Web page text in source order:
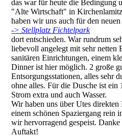
das war für heute die Bedingung
"Alte Wirtschaft" in Kirchenlamitz
haben wir uns auch für den neuen
-> Stellplatz Fichtelpark
dort entschieden. War rundrum
liebevoll angelegt mit sehr netten
sanitären Einrichtungen, einem
Dinner ist hier möglich. 2 große
Entsorgungsstationen, alles sehr
ohne alles. Für die Dusche ist
Strom extra und auch Wasser.
Wir haben uns über Utes direkten
einem schönen Spaziergang rein
wir hervorragend gespeist.
Auftakt!